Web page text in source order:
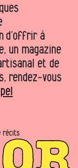
d’offrir à
un magazine
et de
rendez-vous